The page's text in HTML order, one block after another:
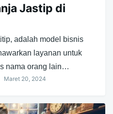
Jastip di
adalah model bisnis
layanan untuk
nama orang lain…
Maret 20, 2024